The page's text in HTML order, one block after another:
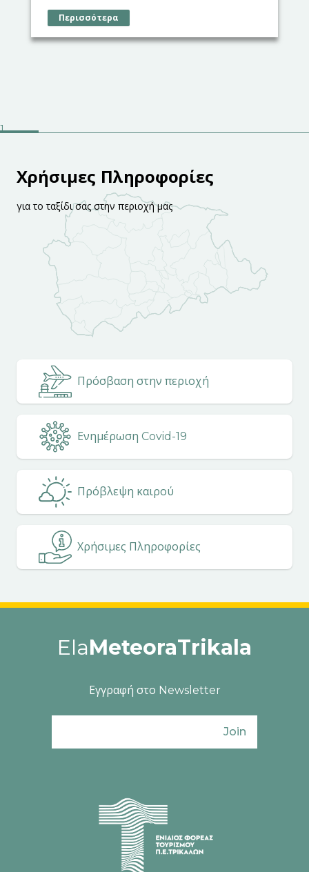
Περισσότερα
Χρήσιμες Πληροφορίες
για το ταξίδι σας στην περιοχή μας
Πρόσβαση στην περιοχή
Ενημέρωση Covid-19
Πρόβλεψη καιρού
Χρήσιμες Πληροφορίες
ElaMeteoraTrikala
Εγγραφή στο Newsletter
Join